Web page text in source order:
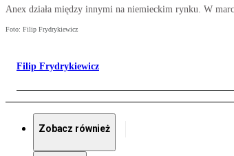
Anex działa między innymi na niemieckim rynku. W
Foto: Filip Frydrykiewicz
Filip Frydrykiewicz
Zobacz również